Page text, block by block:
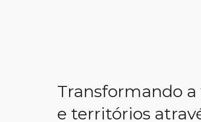
A gente precisa
melhor nas